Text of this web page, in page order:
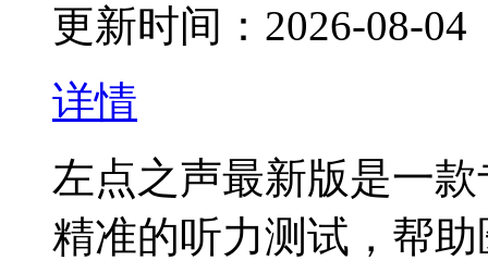
更新时间：2026-08-04
详情
左点之声最新版是一
精准的听力测试，帮